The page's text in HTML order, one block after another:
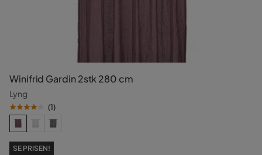
Winifrid Gardin 2stk 280 cm
Lyng
(1)
SE PRISEN!